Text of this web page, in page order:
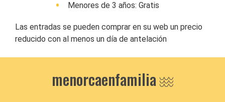
Menores de 3 años: Gratis
Las entradas se pueden comprar en su web un precio
reducido con al menos un día de antelación
menorcaenfamilia